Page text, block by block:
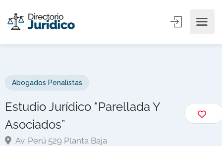
Abogados Penalistas
Estudio Jurídico “Parellada Y
Asociados”
Av. Perú 529 Planta Baja